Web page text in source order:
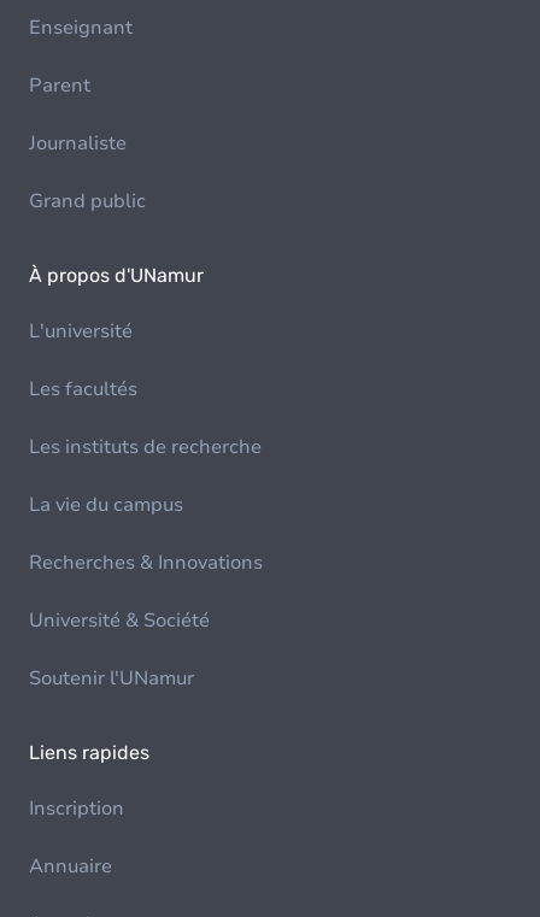
Enseignant
Parent
Journaliste
Grand public
À propos d'UNamur
L'université
Les facultés
Les instituts de recherche
La vie du campus
Recherches & Innovations
Université & Société
Soutenir l'UNamur
Liens rapides
Inscription
Annuaire